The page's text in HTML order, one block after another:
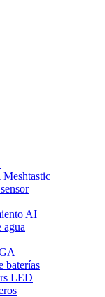
AI
agua
baterías
LED